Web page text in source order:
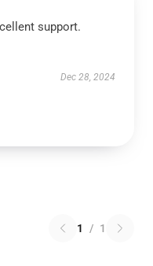
support.
Dec 28, 2024
1 / 1